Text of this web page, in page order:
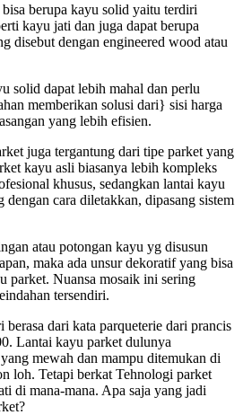
berupa kayu solid yaitu terdiri
kayu jati dan juga dapat berupa
disebut dengan engineered wood atau
solid dapat lebih mahal dan perlu
memberikan solusi dari} sisi harga
yang lebih efisien.
juga tergantung dari tipe parket yang
kayu asli biasanya lebih kompleks
khusus, sedangkan lantai kayu
dengan cara diletakkan, dipasang sistem
atau potongan kayu yg disusun
maka ada unsur dekoratif yang bisa
parket. Nuansa mosaik ini sering
tersendiri.
berasa dari kata parqueterie dari prancis
Lantai kayu parket dulunya
mewah dan mampu ditemukan di
loh. Tetapi berkat Tehnologi parket
di mana-mana. Apa saja yang jadi